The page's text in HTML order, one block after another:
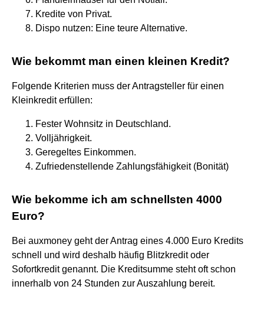
Kredite von Privat.
Dispo nutzen: Eine teure Alternative.
Wie bekommt man einen kleinen Kredit?
Folgende Kriterien muss der Antragsteller für einen
Kleinkredit erfüllen:
Fester Wohnsitz in Deutschland.
Volljährigkeit.
Geregeltes Einkommen.
Zufriedenstellende Zahlungsfähigkeit (Bonität)
Wie bekomme ich am schnellsten 4000
Euro?
Bei auxmoney geht der Antrag eines 4.000 Euro Kredits
schnell und wird deshalb häufig Blitzkredit oder
Sofortkredit genannt. Die Kreditsumme steht oft schon
innerhalb von 24 Stunden zur Auszahlung bereit.